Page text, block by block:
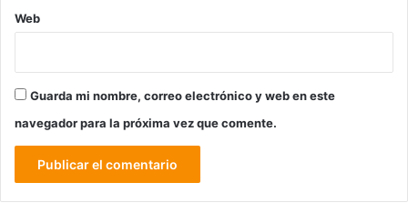
Web
Guarda mi nombre, correo electrónico y web en este
navegador para la próxima vez que comente.